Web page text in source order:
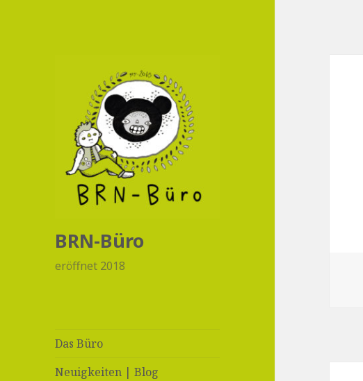
BRN-Büro
eröffnet 2018
Das Büro
Neuigkeiten | Blog